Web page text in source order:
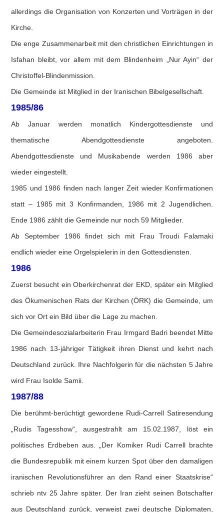
allerdings die Organisation von Konzerten und Vorträgen in der
Kirche.
Die enge Zusammenarbeit mit den christlichen Einrichtungen in
Isfahan bleibt, vor allem mit dem Blindenheim „Nur Ayin“ der
Christoffel-Blindenmission.
Die Gemeinde ist Mitglied in der Iranischen Bibelgesellschaft.
1985/86
Ab Januar werden monatlich Kindergottesdienste und
thematische Abendgottesdienste angeboten.
Abendgottesdienste und Musikabende werden 1986 aber
wieder eingestellt.
1985 und 1986 finden nach langer Zeit wieder Konfirmationen
statt – 1985 mit 3 Konfirmanden, 1986 mit 2 Jugendlichen.
Ende 1986 zählt die Gemeinde nur noch 59 Mitglieder.
Ab September 1986 findet sich mit Frau Troudi Falamaki
endlich wieder eine Orgelspielerin in den Gottesdiensten.
1986
Zuerst besucht ein Oberkirchenrat der EKD, später ein Mitglied
des Ökumenischen Rats der Kirchen (ÖRK) die Gemeinde, um
sich vor Ort ein Bild über die Lage zu machen.
Die Gemeindesozialarbeiterin Frau Irmgard Badri beendet Mitte
1986 nach 13-jähriger Tätigkeit ihren Dienst und kehrt nach
Deutschland zurück. Ihre Nachfolgerin für die nächsten 5 Jahre
wird Frau Isolde Samii.
1987/88
Die berühmt-berüchtigt gewordene Rudi-Carrell Satiresendung
„Rudis Tagesshow“, ausgestrahlt am 15.02.1987, löst ein
politisches Erdbeben aus. „Der Komiker Rudi Carrell brachte
die Bundesrepublik mit einem kurzen Spot über den damaligen
iranischen Revolutionsführer an den Rand einer Staatskrise“
schrieb ntv 25 Jahre später. Der Iran zieht seinen Botschafter
aus Deutschland zurück, verweist zwei deutsche Diplomaten,